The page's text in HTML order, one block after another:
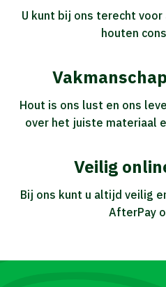
U kunt bij ons terecht
houten
Hout is ons lust en ons
over het juiste materiaal
Veilig
Bij ons kunt u altijd veilig
AfterPay